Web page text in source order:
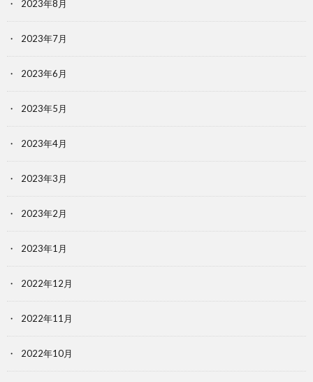
2023年8月
2023年7月
2023年6月
2023年5月
2023年4月
2023年3月
2023年2月
2023年1月
2022年12月
2022年11月
2022年10月